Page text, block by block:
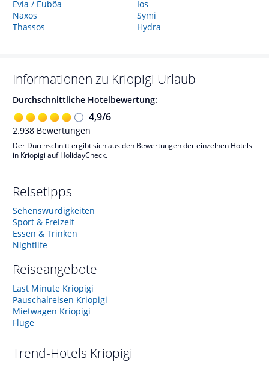
Evia / Euböa
Naxos
Thassos
Ios
Symi
Hydra
Informationen zu Kriopigi Urlaub
Durchschnittliche Hotelbewertung:
4,9/6
2.938 Bewertungen
Der Durchschnitt ergibt sich aus den Bewertungen der einzelnen Hotels
in Kriopigi auf HolidayCheck.
Reisetipps
Sehenswürdigkeiten
Sport & Freizeit
Essen & Trinken
Nightlife
Reiseangebote
Last Minute Kriopigi
Pauschalreisen Kriopigi
Mietwagen Kriopigi
Flüge
Trend-Hotels Kriopigi